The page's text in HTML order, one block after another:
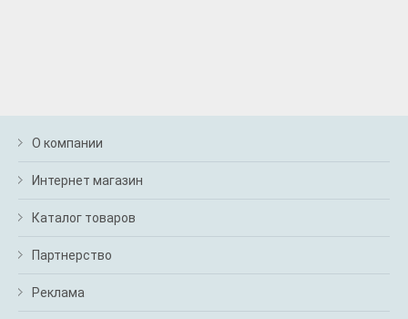
О компании
Интернет магазин
Каталог товаров
Партнерство
Реклама